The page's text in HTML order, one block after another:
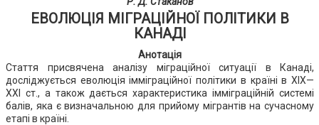
ЕВОЛЮЦІЯ МІГРАЦІЙНОЇ ПОЛІТИКИ В
КАНАДІ
Анотація
Стаття присвячена аналізу міграційної ситуації в Канаді,
досліджується еволюція імміграційної політики в країні в ХІХ—
ХХІ ст., а також дається характеристика імміграційній системі
балів, яка є визначальною для прийому мігрантів на сучасному
етапі в країні.